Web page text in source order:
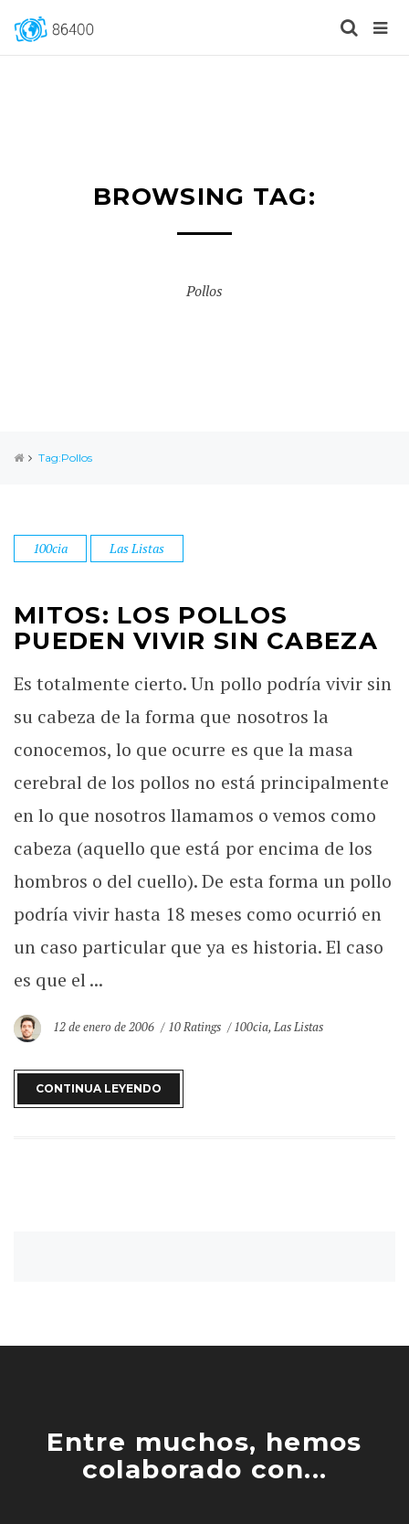
BROWSING TAG:
Pollos
Tag:Pollos
100cia Las Listas
MITOS: LOS POLLOS
PUEDEN VIVIR SIN CABEZA
Es totalmente cierto. Un pollo podría vivir sin
su cabeza de la forma que nosotros la
conocemos, lo que ocurre es que la masa
cerebral de los pollos no está principalmente
en lo que nosotros llamamos o vemos como
cabeza (aquello que está por encima de los
hombros o del cuello). De esta forma un pollo
podría vivir hasta 18 meses como ocurrió en
un caso particular que ya es historia. El caso
es que el ...
12 de enero de 2006 10 Ratings 100cia,Las Listas
CONTINUA LEYENDO
Entre muchos, hemos
colaborado con...